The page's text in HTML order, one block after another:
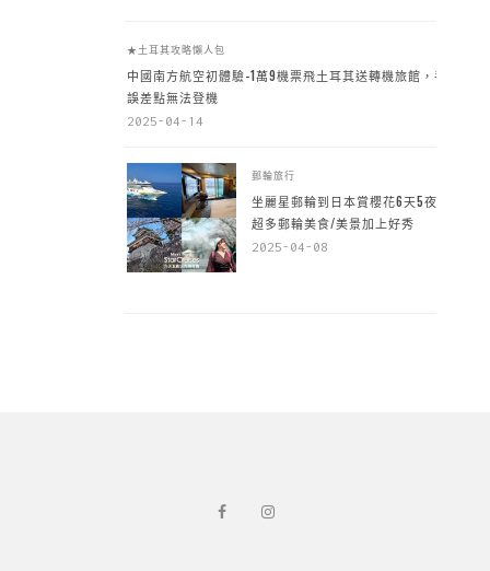
★土耳其攻略懶人包
中國南方航空初體驗-1萬9機票飛土耳其送轉機旅館，手
誤差點無法登機
2025-04-14
郵輪旅行
坐麗星郵輪到日本賞櫻花6天5夜，
超多郵輪美食/美景加上好秀
2025-04-08